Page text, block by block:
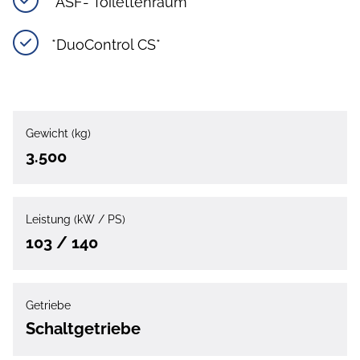
*DuoControl CS*
Gewicht (kg)
3.500
Leistung (kW / PS)
103 / 140
Getriebe
Schaltgetriebe